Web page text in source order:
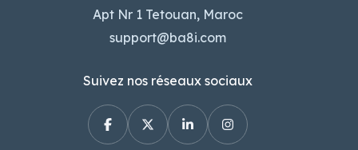
Apt Nr 1 Tetouan, Maroc
support@ba8i.com
Suivez nos réseaux sociaux